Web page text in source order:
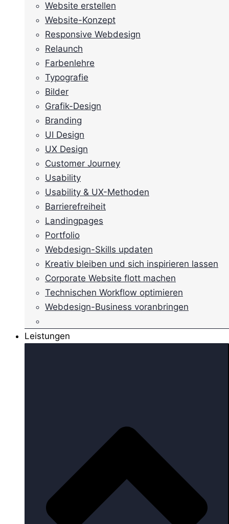
Website erstellen
Website-Konzept
Responsive Webdesign
Relaunch
Farbenlehre
Typografie
Bilder
Grafik-Design
Branding
UI Design
UX Design
Customer Journey
Usability
Usability & UX-Methoden
Barrierefreiheit
Landingpages
Portfolio
Webdesign-Skills updaten
Kreativ bleiben und sich inspirieren lassen
Corporate Website flott machen
Technischen Workflow optimieren
Webdesign-Business voranbringen
Leistungen